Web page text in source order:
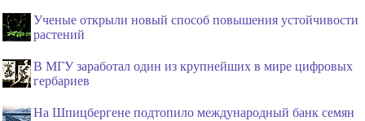
Ученые открыли новый способ повышения устойчивости
растений
В МГУ заработал один из крупнейших в мире цифровых
гербариев
На Шпицбергене подтопило международный банк семян